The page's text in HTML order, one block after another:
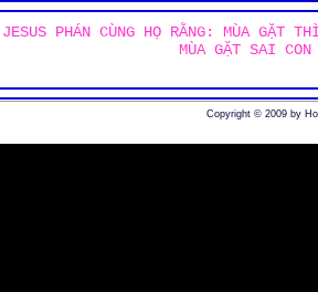
JESUS PHÁN CÙNG HỌ RẰNG: MÙA GẶT
MÙA GẶT SAI
Copyright © 2009 by